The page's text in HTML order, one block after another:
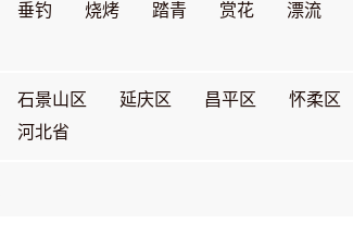
垂钓 烧烤 踏青 赏花 漂流
石景山区 延庆区 昌平区 怀柔区
河北省